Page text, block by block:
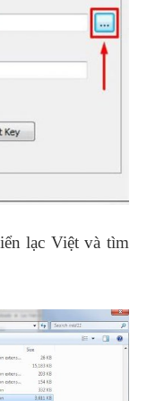
lạc Việt và tìm